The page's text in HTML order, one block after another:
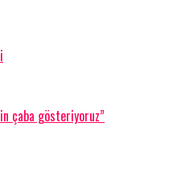
çaba gösteriyoruz”